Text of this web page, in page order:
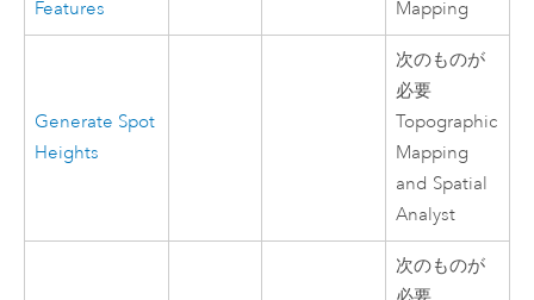
Features
Mapping
Generate Spot
Heights
次のものが
必要
Topographic
Mapping
and Spatial
Analyst
次のものが